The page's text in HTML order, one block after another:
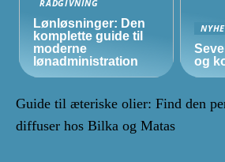
RÅDGIVNING
Lønløsninger: Den
komplette guide til
moderne
lønadministration
og
Guide til æteriske olier: Find den
diffuser hos Bilka og Matas